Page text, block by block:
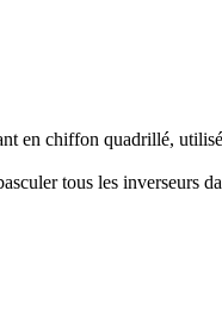
en chiffon quadrillé,
tous les inverseurs